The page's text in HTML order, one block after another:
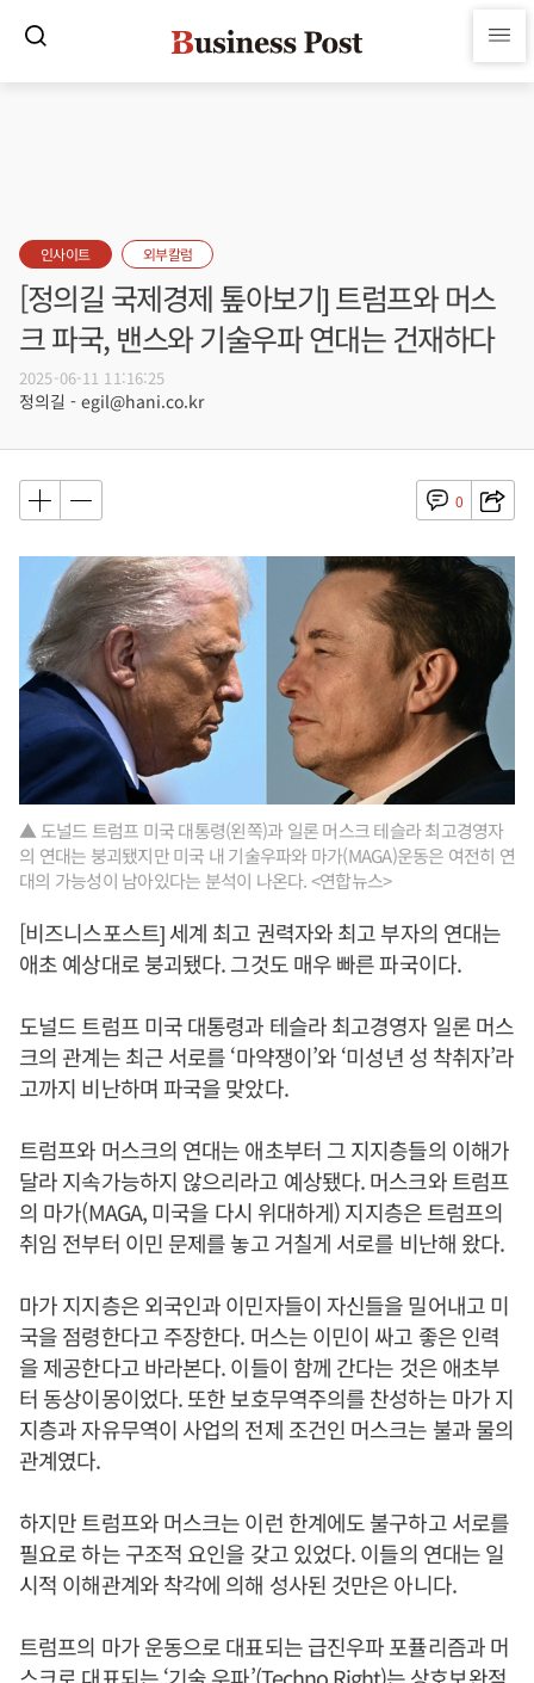
인사이트 외부칼럼
[정의길 국제경제 톺아보기] 트럼프와 머스
크 파국, 밴스와 기술우파 연대는 건재하다
2025-06-11 11:16:25
정의길 - egil@hani.co.kr
0
▲ 도널드 트럼프 미국 대통령(왼쪽)과 일론 머스크 테슬라 최고경영자
의 연대는 붕괴됐지만 미국 내 기술우파와 마가(MAGA)운동은 여전히 연
대의 가능성이 남아있다는 분석이 나온다. <연합뉴스>
[비즈니스포스트] 세계 최고 권력자와 최고 부자의 연대는
애초 예상대로 붕괴됐다. 그것도 매우 빠른 파국이다.
도널드 트럼프 미국 대통령과 테슬라 최고경영자 일론 머스
크의 관계는 최근 서로를 ‘마약쟁이’와 ‘미성년 성 착취자’라
고까지 비난하며 파국을 맞았다.
트럼프와 머스크의 연대는 애초부터 그 지지층들의 이해가
달라 지속가능하지 않으리라고 예상됐다. 머스크와 트럼프
의 마가(MAGA, 미국을 다시 위대하게) 지지층은 트럼프의
취임 전부터 이민 문제를 놓고 거칠게 서로를 비난해 왔다.
마가 지지층은 외국인과 이민자들이 자신들을 밀어내고 미
국을 점령한다고 주장한다. 머스는 이민이 싸고 좋은 인력
을 제공한다고 바라본다. 이들이 함께 간다는 것은 애초부
터 동상이몽이었다. 또한 보호무역주의를 찬성하는 마가 지
지층과 자유무역이 사업의 전제 조건인 머스크는 불과 물의
관계였다.
하지만 트럼프와 머스크는 이런 한계에도 불구하고 서로를
필요로 하는 구조적 요인을 갖고 있었다. 이들의 연대는 일
시적 이해관계와 착각에 의해 성사된 것만은 아니다.
트럼프의 마가 운동으로 대표되는 급진우파 포퓰리즘과 머